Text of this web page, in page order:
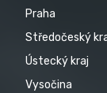
Praha
Středočeský
Ústecký kraj
Vysočina